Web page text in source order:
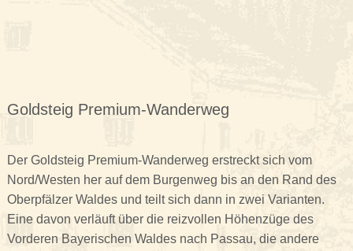
Goldsteig Premium-Wanderweg
Der Goldsteig Premium-Wanderweg erstreckt sich vom
Nord/Westen her auf dem Burgenweg bis an den Rand des
Oberpfälzer Waldes und teilt sich dann in zwei Varianten.
Eine davon verläuft über die reizvollen Höhenzüge des
Vorderen Bayerischen Waldes nach Passau, die andere